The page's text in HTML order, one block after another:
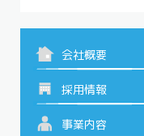
会社概要
採用情報
事業内容